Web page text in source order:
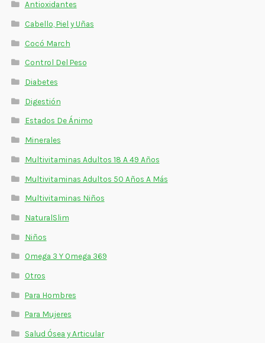
Antioxidantes
Cabello, Piel y Uñas
Cocó March
Control Del Peso
Diabetes
Digestión
Estados De Ánimo
Minerales
Multivitaminas Adultos 18 A 49 Años
Multivitaminas Adultos 50 Años A Más
Multivitaminas Niños
NaturalSlim
Niños
Omega 3 Y Omega 369
Otros
Para Hombres
Para Mujeres
Salud Ósea y Articular